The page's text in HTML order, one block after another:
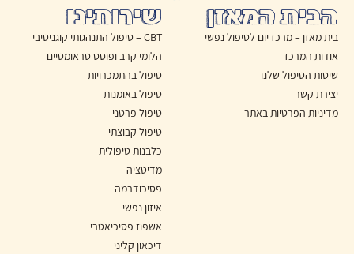
הבית המאזן
בית מאזן – מרכז יום לטיפול נפשי
אודות המרכז
שיטות הטיפול שלנו
יצירת קשר
מדיניות הפרטיות באתר
שירותינו
CBT – טיפול התנהגותי קוגניטיבי
הלומי קרב ופוסט טראומטיים
טיפול בהתמכרויות
טיפול באומנות
טיפול פרטני
טיפול קבוצתי
כלבנות טיפולית
מדיטציה
פסיכודרמה
איזון נפשי
אשפוז פסיכיאטרי
דיכאון קליני